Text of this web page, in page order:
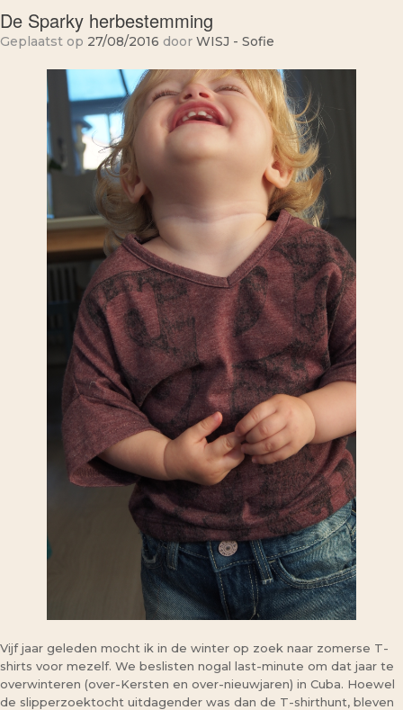
De Sparky herbestemming
Geplaatst op 27/08/2016 door WISJ - Sofie
Vijf jaar geleden mocht ik in de winter op zoek naar zomerse T-
shirts voor mezelf. We beslisten nogal last-minute om dat jaar te
overwinteren (over-Kersten en over-nieuwjaren) in Cuba. Hoewel
de slipperzoektocht uitdagender was dan de T-shirthunt, bleven